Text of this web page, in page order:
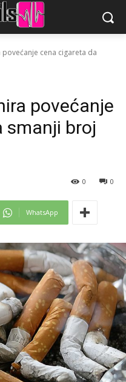
cena cigareta da
povećanje
smanji broj
0
0
WhatsApp